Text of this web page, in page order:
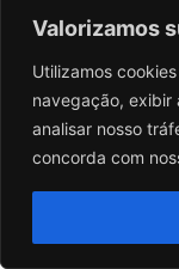
Valorizamos
Utilizamos
navegação, exibir
analisar nosso
concorda com